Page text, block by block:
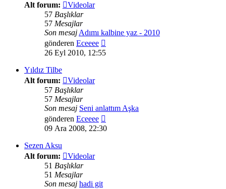
Alt forum:
Videolar
57 Başlıklar
57 Mesajlar
Son mesajAdımı kalbine yaz - 2010
gönderen Eceeee
26 Eyl 2010, 12:55
Yıldız Tilbe
Alt forum:
Videolar
57 Başlıklar
57 Mesajlar
Son mesaj Seni anlattım Aşka
gönderen Eceeee
mesajı
09 Ara 2008, 22:30
Sezen Aksu
Alt forum:
Videolar
51 Başlıklar
51 Mesajlar
Son mesaj hadi git